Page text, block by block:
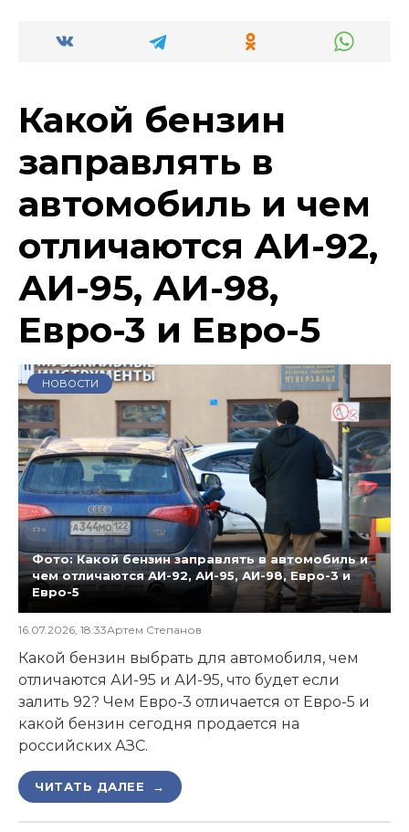
Какой бензин
заправлять в
автомобиль и чем
отличаются АИ-92,
АИ-95, АИ-98,
Евро-3 и Евро-5
НОВОСТИ
Фото: Какой бензин заправлять в автомобиль и
чем отличаются АИ-92, АИ-95, АИ-98, Евро-3 и
Евро-5
16.07.2026, 18:33Артем Степанов
Какой бензин выбрать для автомобиля, чем
отличаются АИ-95 и АИ-95, что будет если
залить 92? Чем Евро-3 отличается от Евро-5 и
какой бензин сегодня продается на
российских АЗС.
ЧИТАТЬ ДАЛЕЕ →